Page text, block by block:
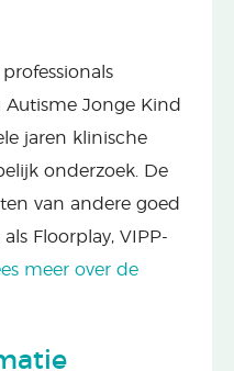
Jonge Kind
jaren klinische
onderzoek. De
van andere goed
Floorplay, VIPP-
meer over de